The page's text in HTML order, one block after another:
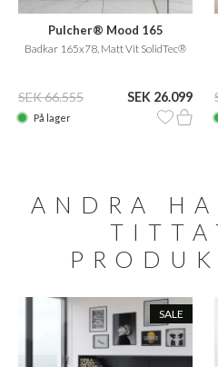
Pulcher® Mood 165
Badkar 165x78, Matt Vit SolidTec®
SEK 66.555 SEK 26.099
På lager
ANDRA
SALE